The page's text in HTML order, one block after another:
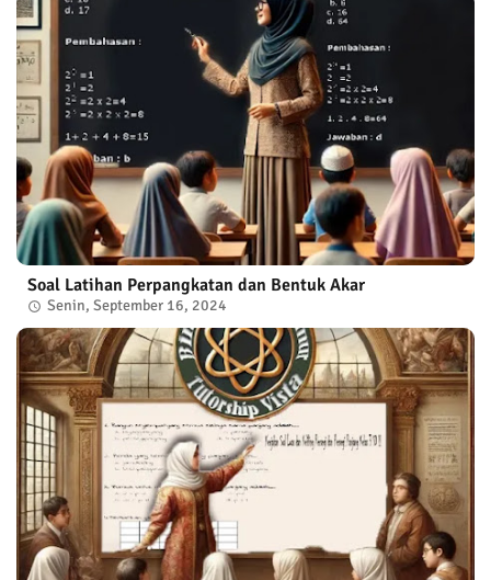
Soal Latihan Perpangkatan dan Bentuk Akar
Senin, September 16, 2024